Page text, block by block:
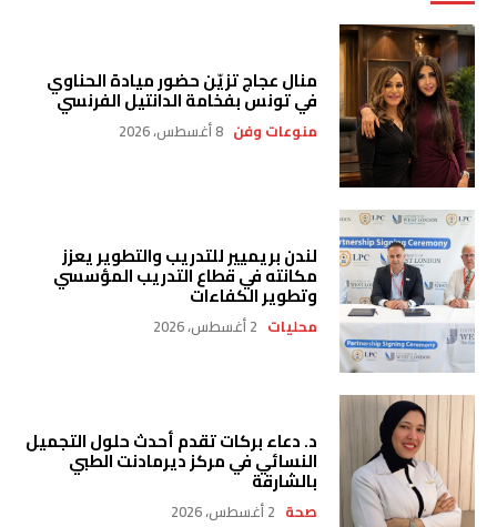
منال عجاج تزيّن حضور ميادة الحناوي
في تونس بفخامة الدانتيل الفرنسي
منوعات وفن 8 أغسطس، 2026
لندن بريميير للتدريب والتطوير يعزز
مكانته في قطاع التدريب المؤسسي
وتطوير الكفاءات
محليات 2 أغسطس، 2026
د. دعاء بركات تقدم أحدث حلول التجميل
النسائي في مركز ديرمادنت الطبي
بالشارقة
صحة 2 أغسطس، 2026